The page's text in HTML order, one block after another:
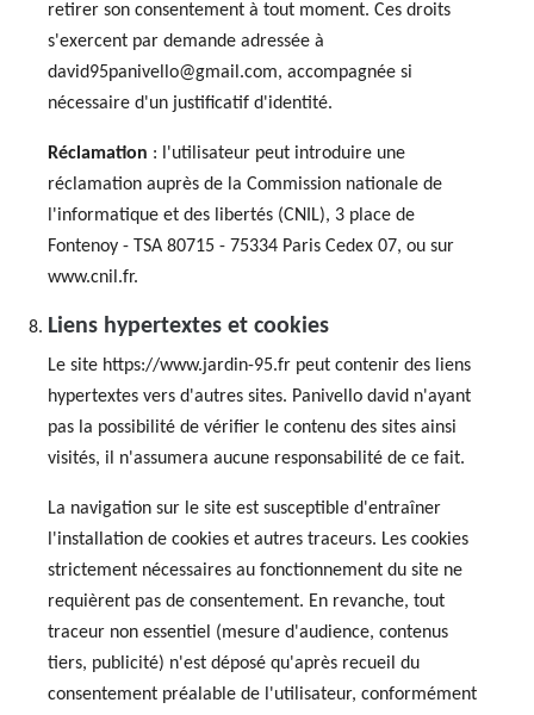
retirer son consentement à tout moment. Ces droits
s'exercent par demande adressée à
david95panivello@gmail.com, accompagnée si
nécessaire d'un justificatif d'identité.
Réclamation : l'utilisateur peut introduire une
réclamation auprès de la Commission nationale de
l'informatique et des libertés (CNIL), 3 place de
Fontenoy - TSA 80715 - 75334 Paris Cedex 07, ou sur
www.cnil.fr.
Liens hypertextes et cookies
Le site https://www.jardin-95.fr peut contenir des liens
hypertextes vers d'autres sites. Panivello david n'ayant
pas la possibilité de vérifier le contenu des sites ainsi
visités, il n'assumera aucune responsabilité de ce fait.
La navigation sur le site est susceptible d'entraîner
l'installation de cookies et autres traceurs. Les cookies
strictement nécessaires au fonctionnement du site ne
requièrent pas de consentement. En revanche, tout
traceur non essentiel (mesure d'audience, contenus
tiers, publicité) n'est déposé qu'après recueil du
consentement préalable de l'utilisateur, conformément